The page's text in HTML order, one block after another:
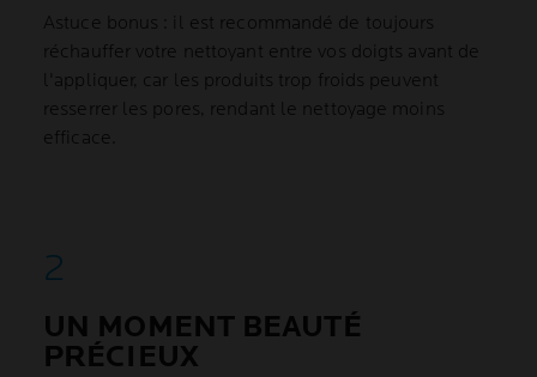
Astuce bonus : il est recommandé de toujours
réchauffer votre nettoyant entre vos doigts avant de
l'appliquer, car les produits trop froids peuvent
resserrer les pores, rendant le nettoyage moins
efficace.
UN MOMENT BEAUTÉ
PRÉCIEUX